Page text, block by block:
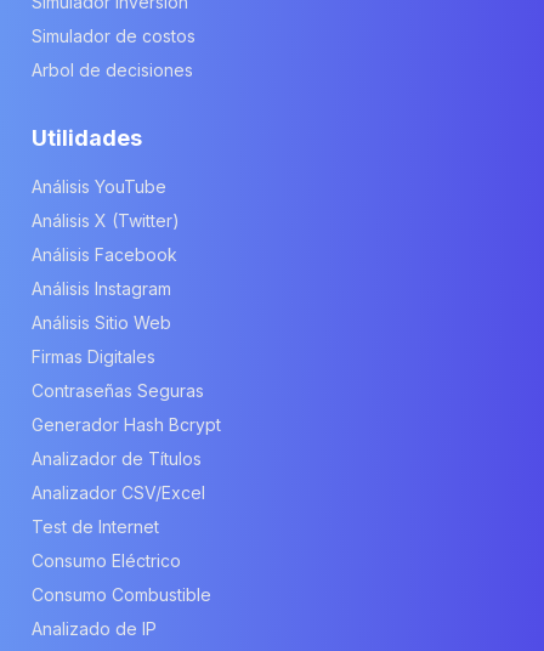
Simulador de costos
Arbol de decisiones
Utilidades
Análisis YouTube
Análisis X (Twitter)
Análisis Facebook
Análisis Instagram
Análisis Sitio Web
Firmas Digitales
Contraseñas Seguras
Generador Hash Bcrypt
Analizador de Títulos
Analizador CSV/Excel
Test de Internet
Consumo Eléctrico
Consumo Combustible
Analizado de IP